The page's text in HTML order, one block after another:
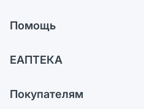
Помощь
Самовывоз из аптек
ЕАПТЕКА
Карьера
Покупателям